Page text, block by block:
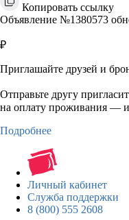
Копировать ссылку
Объявление №1380573
₽
Приглашайте друзей и
Отправьте другу
на оплату проживания —
Подробнее
Личный кабинет
Служба поддержки
8 (800) 555 2608